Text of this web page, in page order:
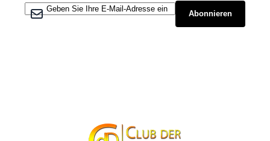
Melden Sie sich für unseren Newsletter an:
Abonnieren